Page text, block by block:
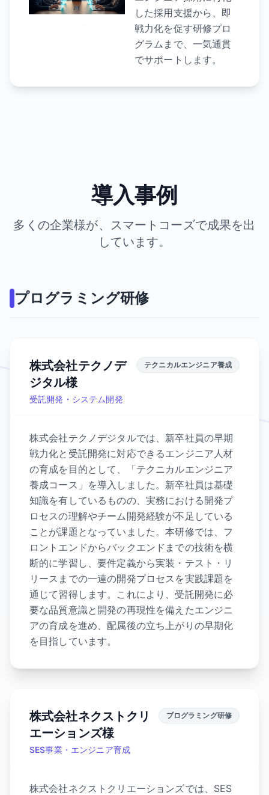
した採用支援から、即
戦力化を促す研修プロ
グラムまで、一気通貫
でサポートします。
導入事例
多くの企業様が、スマートコーズで成果を出
しています。
プログラミング研修
株式会社テクノデ
ジタル様
受託開発・システム開発
テクニカルエンジニア養成
株式会社テクノデジタルでは、新卒社員の早期
戦力化と受託開発に対応できるエンジニア人材
の育成を目的として、「テクニカルエンジニア
養成コース」を導入しました。新卒社員は基礎
知識を有しているものの、実務における開発プ
ロセスの理解やチーム開発経験が不足している
ことが課題となっていました。本研修では、フ
ロントエンドからバックエンドまでの技術を横
断的に学習し、要件定義から実装・テスト・リ
リースまでの一連の開発プロセスを実践課題を
通じて習得します。これにより、受託開発に必
要な品質意識と開発の再現性を備えたエンジニ
アの育成を進め、配属後の立ち上がりの早期化
を目指しています。
株式会社ネクストクリ
エーションズ様
SES事業・エンジニア育成
プログラミング研修
株式会社ネクストクリエーションズでは、SES